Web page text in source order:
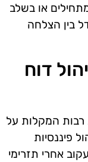
או בשלב
בין הצלחה
דוח
רבות המקלות על
פיננסיות
אחרי תזרימי